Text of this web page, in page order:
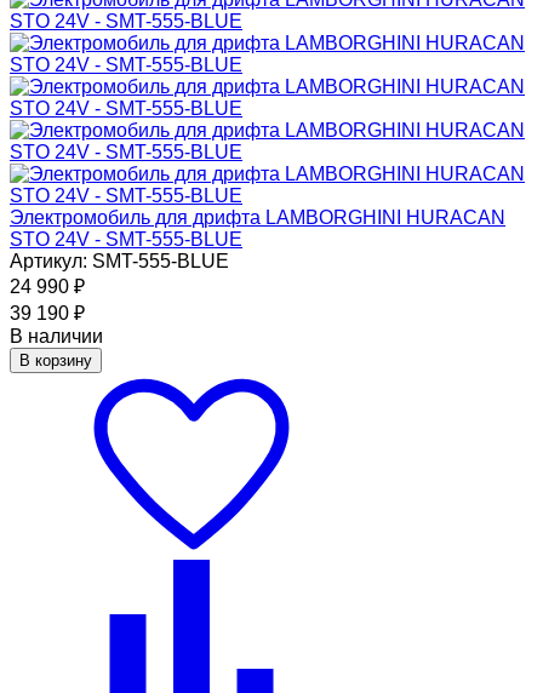
Электромобиль для дрифта LAMBORGHINI HURACAN
STO 24V - SMT-555-BLUE
Артикул: SMT-555-BLUE
24 990 ₽
39 190 ₽
В наличии
В корзину